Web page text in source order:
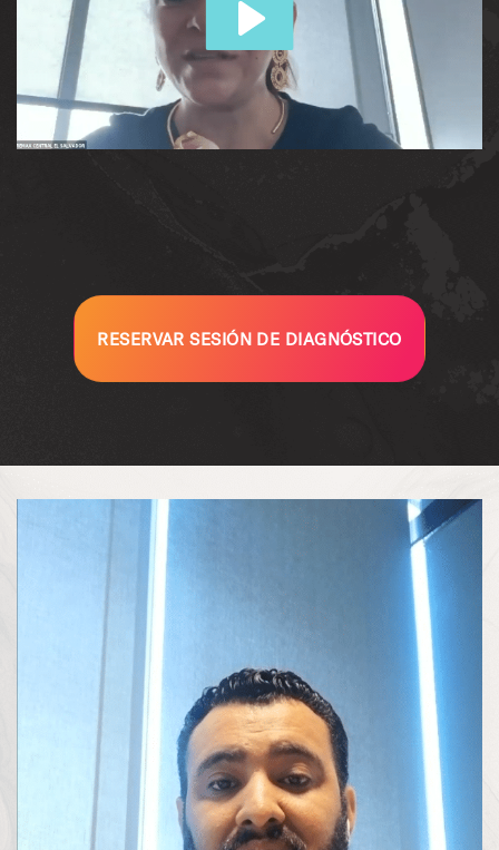
RESERVAR SESIÓN DE DIAGNÓSTICO